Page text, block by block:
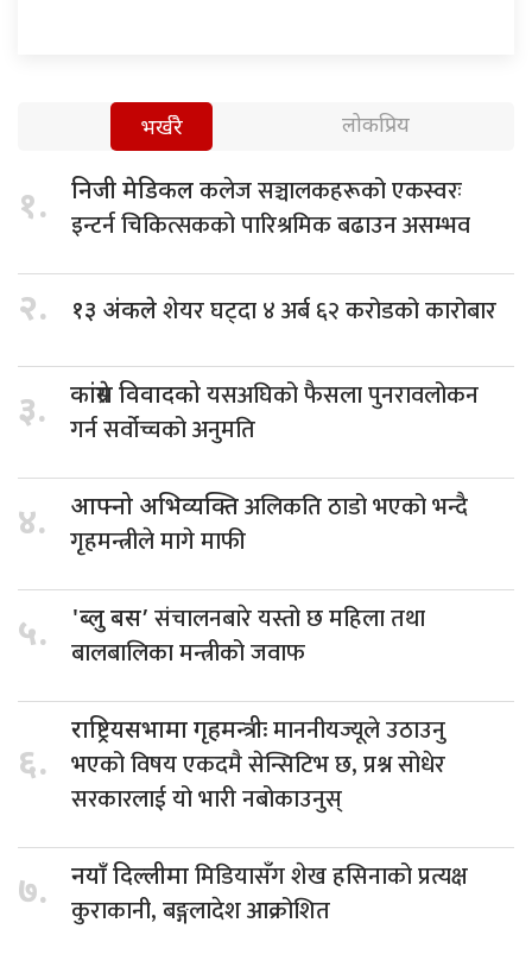
भर्खरै लोकप्रिय
१. निजी मेडिकलकलेज सञ्चालकहरूको एकस्वरः
इन्टर्न चिकित्सकको पारिश्रमिक बढाउन असम्भव
२. १३ अंकलेशेयर घट्दा ४ अर्ब ६२ करोडको कारोबार
३. कांग्रेस विवादकोयसअघिको फैसला पुनरावलोकन
गर्न सर्वोच्चको अनुमति
४. आफ्नो अभिव्यक्तिअलिकति ठाडो भएको भन्दै
गृहमन्त्रीले मागे माफी
५. 'ब्लु बस’ संचालनबारे यस्तो छ महिला तथा
बालबालिका मन्त्रीको जवाफ
६.
राष्ट्रियसभामा गृहमन्त्रीःमाननीयज्यूले उठाउनु
भएको विषय एकदमै सेन्सिटिभ छ, प्रश्न सोधेर
सरकारलाई यो भारी नबोकाउनुस्
७. नयाँ दिल्लीमामिडियासँग शेख हसिनाको प्रत्यक्ष
कुराकानी, बङ्गलादेश आक्रोशित